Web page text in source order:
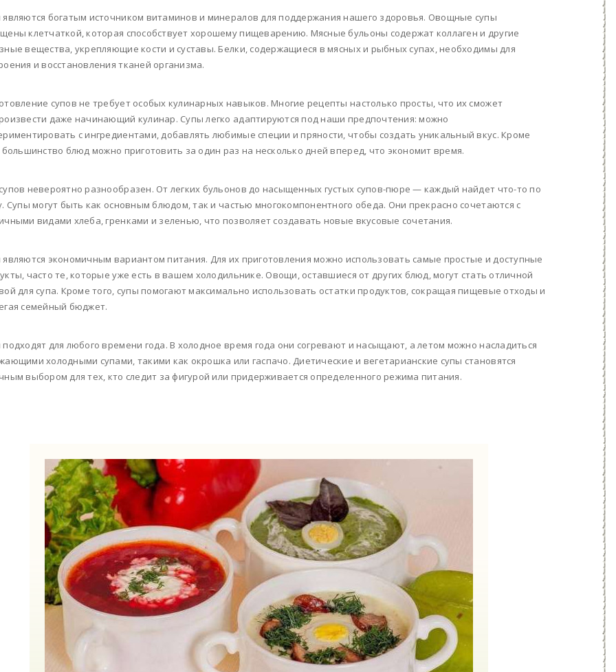
являются богатым источником витаминов и минералов для поддержания нашего здоровья. Овощные супы
клетчаткой, которая способствует хорошему пищеварению. Мясные бульоны содержат коллаген и другие
вещества, укрепляющие кости и суставы. Белки, содержащиеся в мясных и рыбных супах, необходимы для
и восстановления тканей организма.
супов не требует особых кулинарных навыков. Многие рецепты настолько просты, что их сможет
даже начинающий кулинар. Супы легко адаптируются под наши предпочтения: можно
с ингредиентами, добавлять любимые специи и пряности, чтобы создать уникальный вкус. Кроме
большинство блюд можно приготовить за один раз на несколько дней вперед, что экономит время.
невероятно разнообразен. От легких бульонов до насыщенных густых супов-пюре — каждый найдет что-то по
Супы могут быть как основным блюдом, так и частью многокомпонентного обеда. Они прекрасно сочетаются с
видами хлеба, гренками и зеленью, что позволяет создавать новые вкусовые сочетания.
являются экономичным вариантом питания. Для их приготовления можно использовать самые простые и доступные
часто те, которые уже есть в вашем холодильнике. Овощи, оставшиеся от других блюд, могут стать отличной
для супа. Кроме того, супы помогают максимально использовать остатки продуктов, сокращая пищевые отходы и
семейный бюджет.
подходят для любого времени года. В холодное время года они согревают и насыщают, а летом можно насладиться
холодными супами, такими как окрошка или гаспачо. Диетические и вегетарианские супы становятся
выбором для тех, кто следит за фигурой или придерживается определенного режима питания.